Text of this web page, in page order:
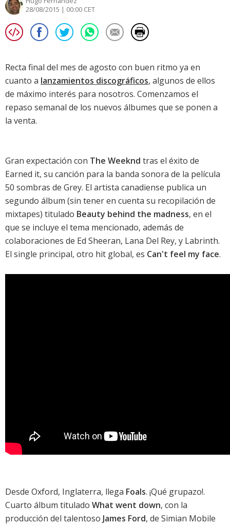
28/08/2015 | 00:00 CET
Recta final del mes de agosto con buen ritmo ya en
cuanto a lanzamientos discográficos, algunos de ellos
de máximo interés para nosotros. Comenzamos el
repaso semanal de los nuevos álbumes que se ponen a
la venta.
Gran expectación con The Weeknd tras el éxito de
Earned it, su canción para la banda sonora de la película
50 sombras de Grey. El artista canadiense publica un
segundo álbum (sin tener en cuenta su recopilación de
mixtapes) titulado Beauty behind the madness, en el
que se incluye el tema mencionado, además de
colaboraciones de Ed Sheeran, Lana Del Rey, y Labrinth.
El single principal, otro hit global, es Can't feel my face.
Desde Oxford, Inglaterra, llega Foals. ¡Qué grupazo!.
Cuarto álbum titulado What went down, con la
producción del talentoso James Ford, de Simian Mobile